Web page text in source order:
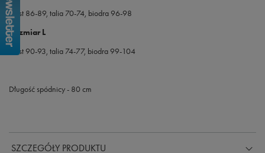
Biust 86-89, talia 70-74, biodra 96-98
Rozmiar L
Biust 90-93, talia 74-77, biodra 99-104
Długość spódnicy - 80 cm
SZCZEGÓŁY PRODUKTU